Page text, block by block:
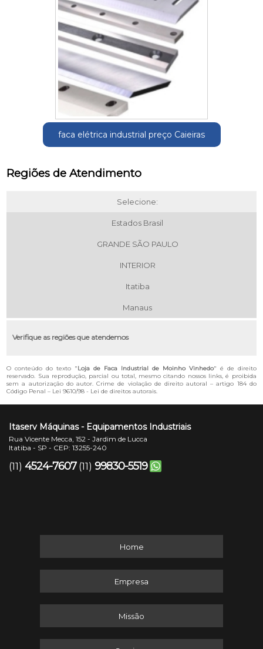
faca elétrica industrial preço Caieiras
Regiões de Atendimento
Selecione:
Estados Brasil
GRANDE SÃO PAULO
INTERIOR
Itatiba
Manaus
Verifique as regiões que atendemos
O conteúdo do texto "Loja de Faca Industrial de Moinho Vinhedo" é de direito
reservado. Sua reprodução, parcial ou total, mesmo citando nossos links, é proibida
sem a autorização do autor. Crime de violação de direito autoral – artigo 184 do
Código Penal – Lei 9610/98 - Lei de direitos autorais.
Itaserv Máquinas - Equipamentos Industriais
Rua Vicente Mecca, 152 - Jardim de Lucca
Itatiba - SP - CEP: 13255-240
(11) 4524-7607 (11) 99830-5519
Home
Empresa
Missão